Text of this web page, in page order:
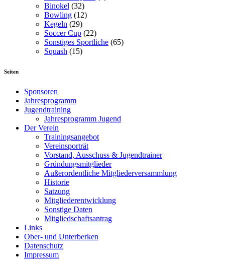
Binokel (32)
Bowling (12)
Kegeln (29)
Soccer Cup (22)
Sonstiges Sportliche (65)
Squash (15)
Seiten
Sponsoren
Jahresprogramm
Jugendtraining
Jahresprogramm Jugend
Der Verein
Trainingsangebot
Vereinsporträt
Vorstand, Ausschuss & Jugendtrainer
Gründungsmitglieder
Außerordentliche Mitgliederversammlung
Historie
Satzung
Mitgliederentwicklung
Sonstige Daten
Mitgliedschaftsantrag
Links
Ober- und Unterberken
Datenschutz
Impressum